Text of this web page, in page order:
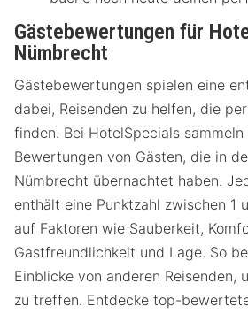
Gästebewertungen für
Nümbrecht
Gästebewertungen spielen eine
dabei, Reisenden zu helfen, die
finden. Bei HotelSpecials
Bewertungen von Gästen, die in
Nümbrecht übernachtet haben.
enthält eine Punktzahl zwischen 1
auf Faktoren wie Sauberkeit,
Gastfreundlichkeit und Lage. So
Einblicke von anderen Reisenden,
zu treffen. Entdecke top-